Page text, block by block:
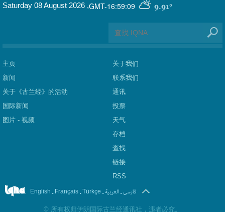
GMT-16:59:09 9.91°
Saturday 08 August 2026 ,
主页
新闻
关于《古兰经》的活动
国际新闻
图片 - 视频
关于我们
联系我们
通讯
投票
天气
存档
查找
链接
RSS
English . Français .Türkçe .العربیة.فارسی
© 所有权归伊朗国际古兰经通讯社，违者必究。